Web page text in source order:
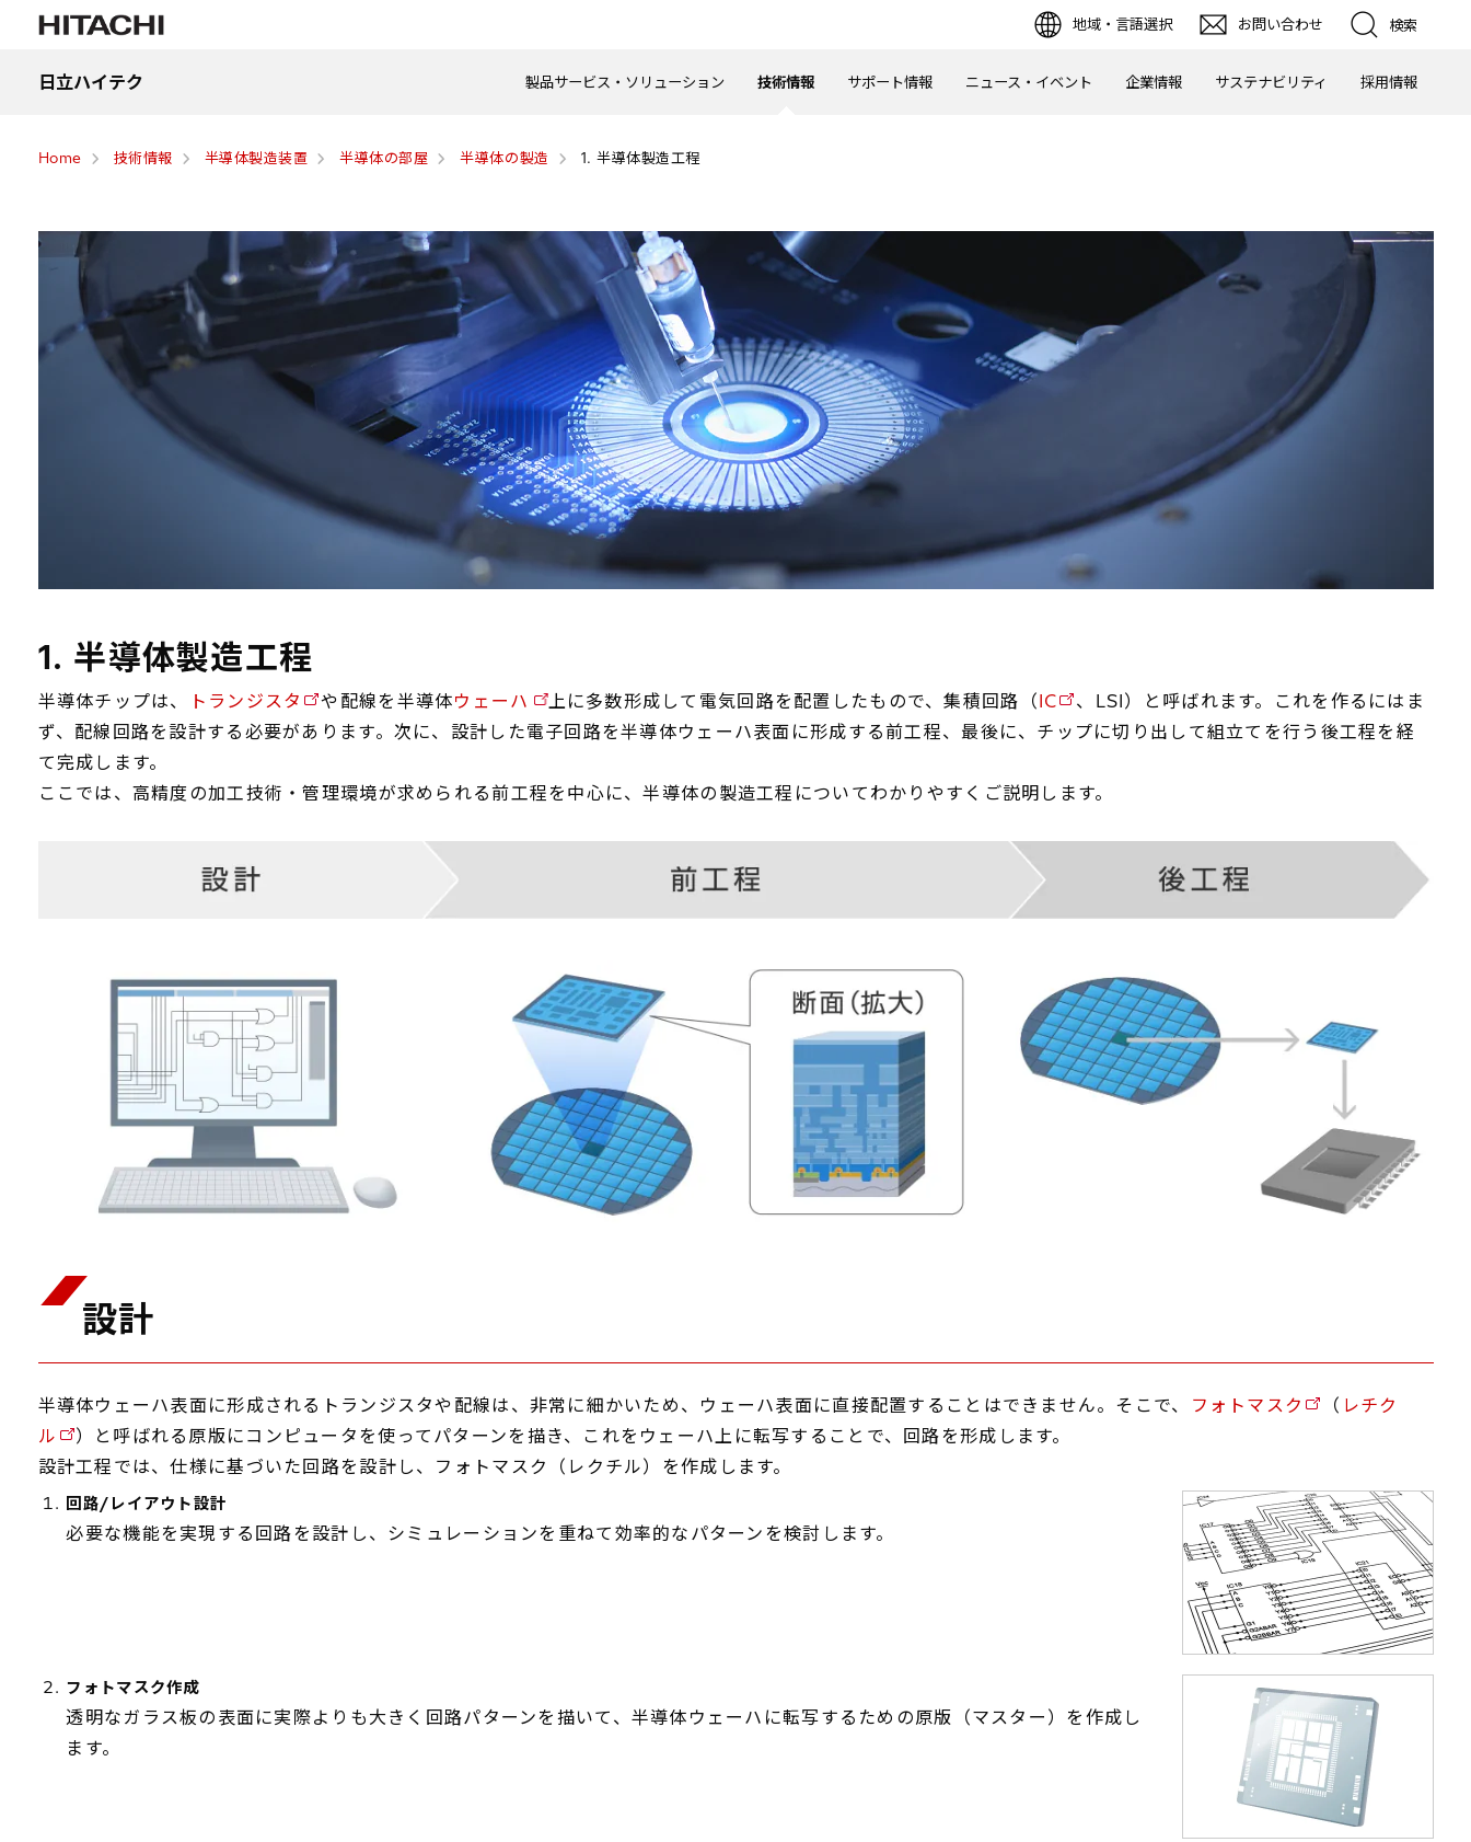
地域・言語選択 お問い合わせ 検索
日立ハイテク 製品サービス・ソリューション 技術情報 サポート情報 ニュース・イベント 企業情報 サステナビリティ 採用情報
Home 技術情報 半導体製造装置 半導体の部屋 半導体の製造 1. 半導体製造工程
1. 半導体製造工程
半導体チップは、 トランジスタ や配線を半導体ウェーハ 上に多数形成して電気回路を配置したもので、集積回路（IC
、LSI）と呼ばれます。これを作るにはま
ず、配線回路を設計する必要があります。次に、設計した電子回路を半導体ウェーハ表面に形成する前工程、最後に、チップに切り出して組立てを行う後工程を経
て完成します。
ここでは、高精度の加工技術・管理環境が求められる前工程を中心に、半導体の製造工程についてわかりやすくご説明します。
設計
半導体ウェーハ表面に形成されるトランジスタや配線は、非常に細かいため、ウェーハ表面に直接配置することはできません。そこで、 フォトマスク （ レチク
ル
）と呼ばれる原版にコンピュータを使ってパターンを描き、これをウェーハ上に転写することで、回路を形成します。
設計工程では、仕様に基づいた回路を設計し、フォトマスク（レクチル）を作成します。
回路/レイアウト設計
必要な機能を実現する回路を設計し、シミュレーションを重ねて効率的なパターンを検討します。
フォトマスク作成
透明なガラス板の表面に実際よりも大きく回路パターンを描いて、半導体ウェーハに転写するための原版（マスター）を作成し
ます。